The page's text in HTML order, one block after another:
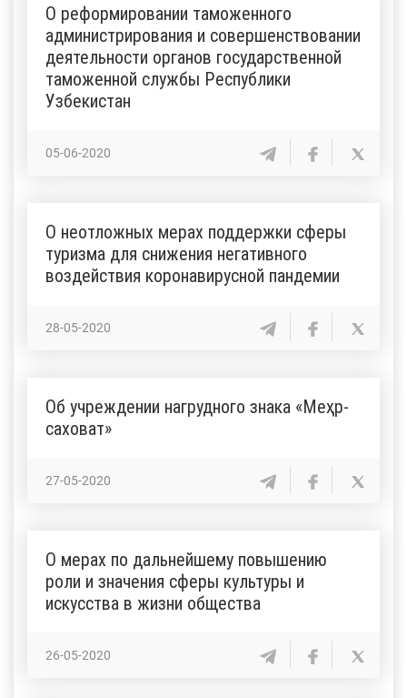
О реформировании таможенного
администрирования и совершенствовании
деятельности органов государственной
таможенной службы Республики
Узбекистан
05-06-2020
О неотложных мерах поддержки сферы
туризма для снижения негативного
воздействия коронавирусной пандемии
28-05-2020
Об учреждении нагрудного знака «Меҳр-
саховат»
27-05-2020
О мерах по дальнейшему повышению
роли и значения сферы культуры и
искусства в жизни общества
26-05-2020